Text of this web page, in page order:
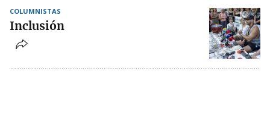
COLUMNISTAS
Inclusión